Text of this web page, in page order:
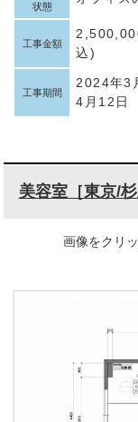
状態
工事金額
込)
工事期間
2024年3
4月12日
美容室［東京/
画像をクリ